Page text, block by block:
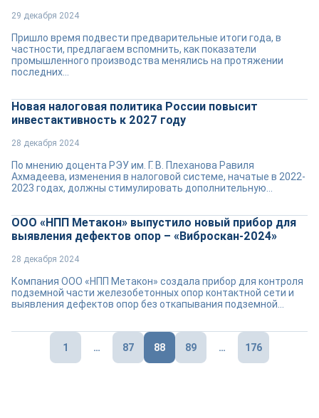
29 декабря 2024
Пришло время подвести предварительные итоги года, в
частности, предлагаем вспомнить, как показатели
промышленного производства менялись на протяжении
последних...
Новая налоговая политика России повысит
инвестактивность к 2027 году
28 декабря 2024
По мнению доцента РЭУ им. Г. В. Плеханова Равиля
Ахмадеева, изменения в налоговой системе, начатые в 2022-
2023 годах, должны стимулировать дополнительную...
ООО «НПП Метакон» выпустило новый прибор для
выявления дефектов опор – «Виброскан-2024»
28 декабря 2024
Компания ООО «НПП Метакон» создала прибор для контроля
подземной части железобетонных опор контактной сети и
выявления дефектов опор без откапывания подземной...
Пагинация
записей
1 … 87 88 89 … 176